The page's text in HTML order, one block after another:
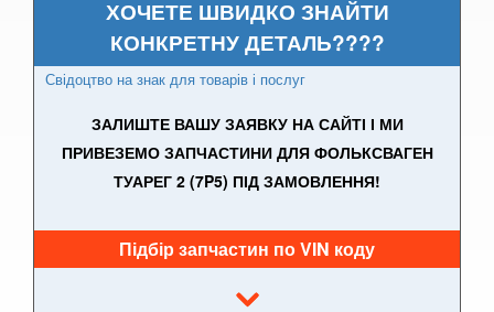
Golf VII Variant (BA5)
Golf VII Sportsvan
Cross Golf
ХОЧЕТЕ ШВИДКО ЗНАЙТИ
КОНКРЕТНУ ДЕТАЛЬ????
Свідоцтво на знак для товарів і послуг
ЗАЛИШТЕ ВАШУ ЗАЯВКУ НА САЙТІ І МИ
ПРИВЕЗЕМО ЗАПЧАСТИНИ ДЛЯ ФОЛЬКСВАГЕН
ТУАРЕГ 2 (7P5) ПІД ЗАМОВЛЕННЯ!
Підбір запчастин по VIN коду